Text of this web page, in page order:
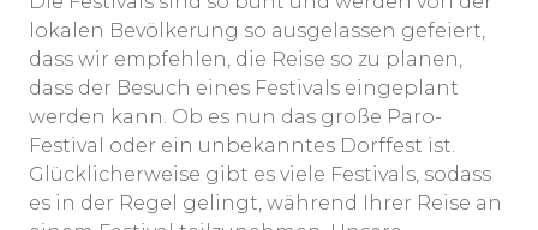
lokalen Bevölkerung so ausgelassen gefeiert,
dass wir empfehlen, die Reise so zu planen,
dass der Besuch eines Festivals eingeplant
werden kann. Ob es nun das große Paro-
Festival oder ein unbekanntes Dorffest ist.
Glücklicherweise gibt es viele Festivals, sodass
es in der Regel gelingt, während Ihrer Reise an